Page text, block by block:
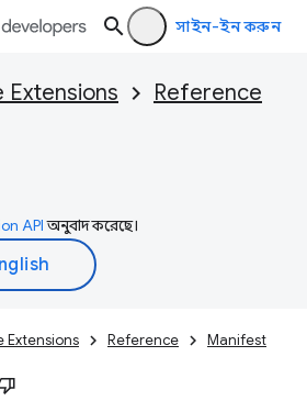
সাইন-ইন করুন
Extensions
Reference
APIঅনুবাদ করেছে।
Extensions Reference Manifest